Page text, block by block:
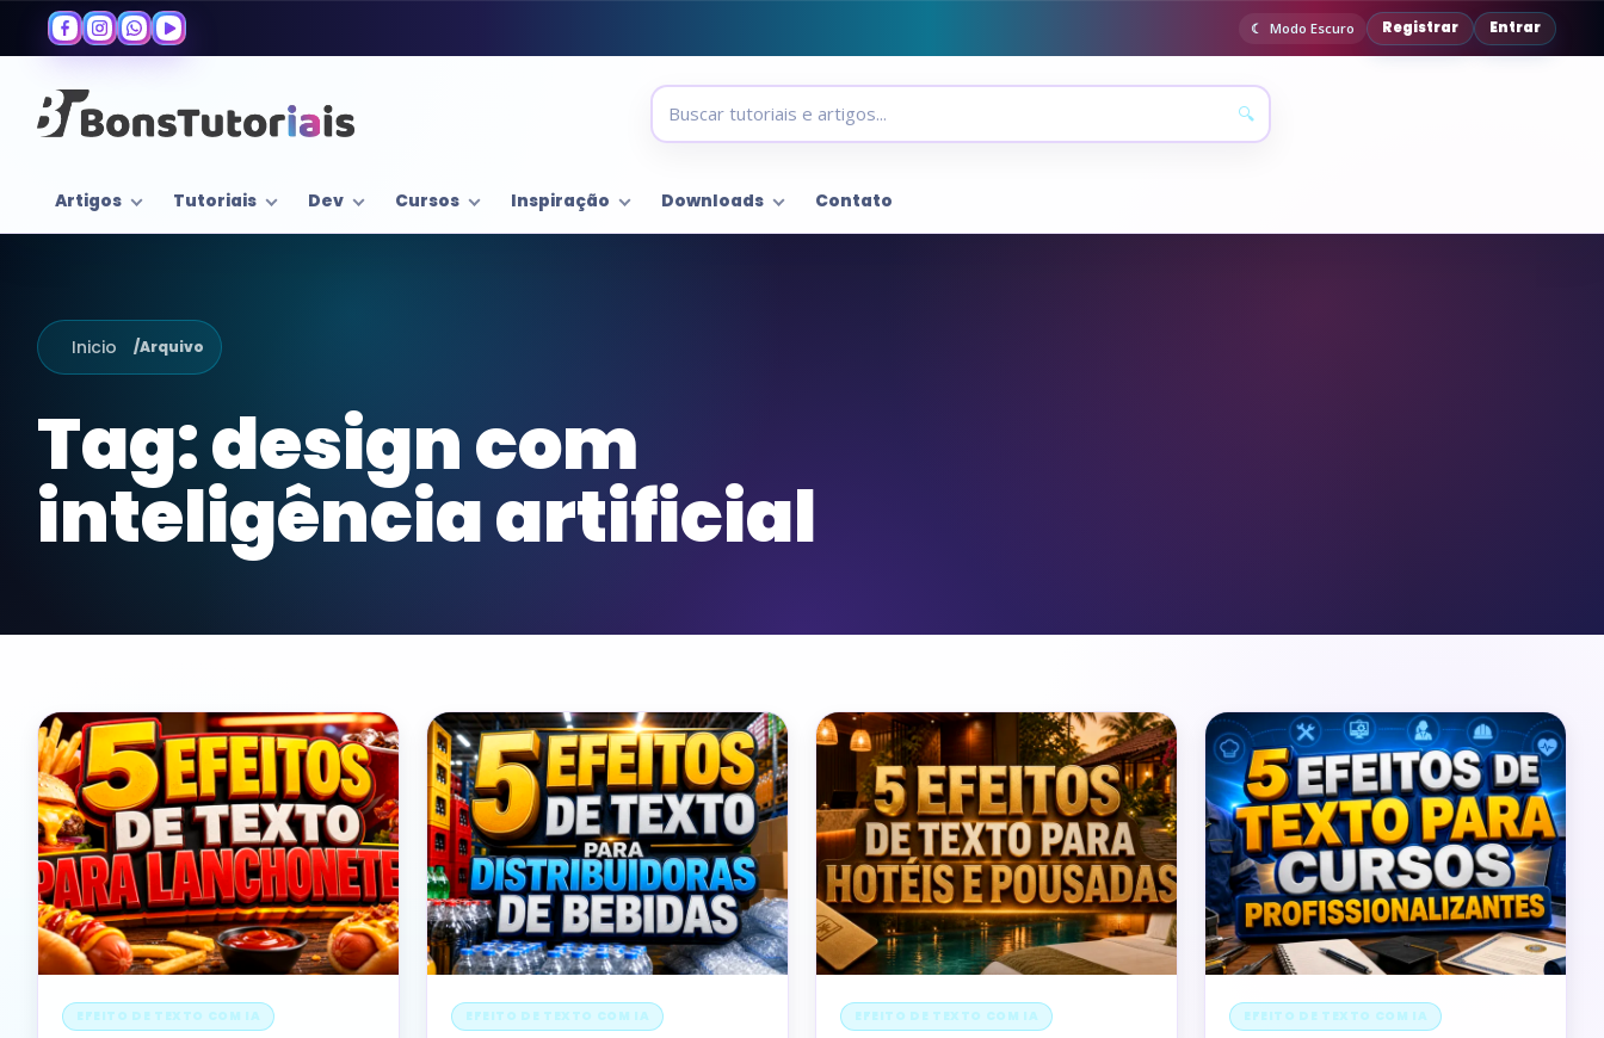
Modo Escuro Registrar Entrar
🔍
Artigos Tutoriais Dev Cursos Inspiração Downloads Contato
Inicio /Arquivo
Tag:design com
inteligência artificial
EFEITO DE TEXTO COM IA EFEITO DE TEXTO COM IA EFEITO DE TEXTO COM IA EFEITO DE TEXTO COM IA